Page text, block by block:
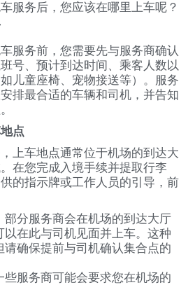
服务后，您应该在哪里上车呢？
服务前，您需要先与服务商确认
号、预计到达时间、乘客人数以
儿童座椅、宠物接送等）。服务
排最合适的车辆和司机，并告知
点
上车地点通常位于机场的到达大
在您完成入境手续并提取行李
的指示牌或工作人员的引导，前
部分服务商会在机场的到达大厅
以在此与司机见面并上车。这种
请确保提前与司机确认集合点的
些服务商可能会要求您在机场的